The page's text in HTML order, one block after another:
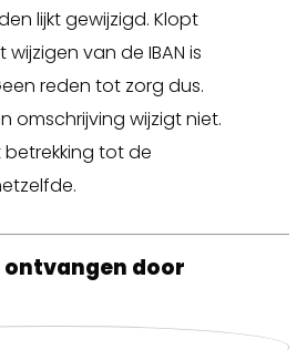
lijkt gewijzigd. Klopt
van de IBAN is
reden tot zorg dus.
omschrijving wijzigt niet.
tot de
door